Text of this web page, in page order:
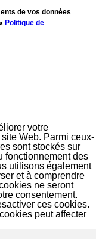
de vos données
Politique de
votre
Web. Parmi ceux-
sont stockés sur
fonctionnement des
utilisons également
et à comprendre
ne seront
consentement.
ces cookies.
peut affecter